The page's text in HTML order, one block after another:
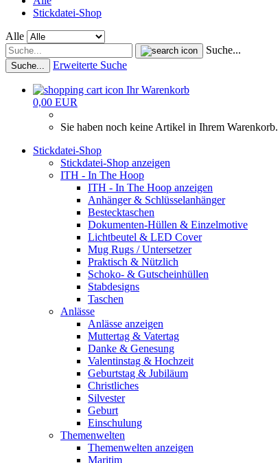
Stickdatei-Shop
Alle
Suche...
Suche... Erweiterte Suche
Ihr Warenkorb
0,00 EUR
Sie haben noch keine Artikel in Ihrem Warenkorb.
Stickdatei-Shop
Stickdatei-Shop anzeigen
ITH - In The Hoop
ITH - In The Hoop anzeigen
Anhänger & Schlüsselanhänger
Bestecktaschen
Dokumenten-Hüllen & Einzelmotive
Lichtbeutel & LED Cover
Mug Rugs / Untersetzer
Praktisch & Nützlich
Schoko- & Gutscheinhüllen
Stabdesigns
Taschen
Anlässe
Anlässe anzeigen
Muttertag & Vatertag
Danke & Genesung
Valentinstag & Hochzeit
Geburtstag & Jubiläum
Christliches
Silvester
Geburt
Einschulung
Themenwelten
Themenwelten anzeigen
Maritim